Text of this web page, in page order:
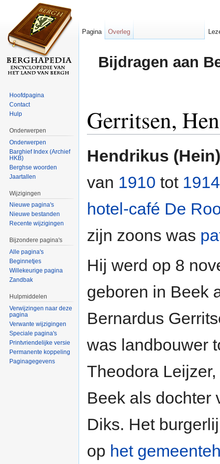
Bijdragen aan
Gerritsen,
Hendrikus
van 1910 tot 1914
hotel-café De
zijn zoons was
Hij werd op 8
geboren in Beek
Bernardus
was landbouwer
Theodora
Beek als dochter
Diks. Het
op het
Pagina Overleg
Hoofdpagina
Contact
Hulp
Onderwerpen
Onderwerpen
Barghief Index (Archief
HKB)
Berghse woorden
Jaartallen
Wijzigingen
Nieuwe pagina's
Nieuwe bestanden
Recente wijzigingen
Bijzondere pagina's
Alle pagina's
Beginnetjes
Willekeurige pagina
Zandbak
Hulpmiddelen
Verwijzingen naar deze
pagina
Verwante wijzigingen
Speciale pagina's
Printvriendelijke versie
Permanente koppeling
Paginagegevens